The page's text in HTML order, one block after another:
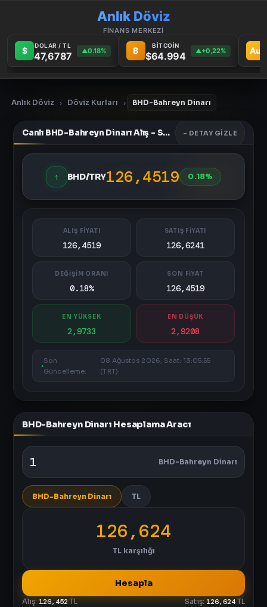
Anlık Döviz
FİNANS MERKEZİ
$ DOLAR / TL
47,6787 ▲0.18% ₿ BİTCOİN
$64.994 ▲+0,22% Au
Anlık Döviz › Döviz Kurları › BHD-Bahreyn Dinarı
Canlı BHD-Bahreyn Dinarı Alış - Satış Fiyatları - DETAY GIZLE
↑ BHD/TRY126,4519 0.18%
ALIŞ FİYATI
126,4519
SATIŞ FİYATI
126,6241
DEĞİŞİM ORANI
0.18%
SON FİYAT
126,4519
EN YÜKSEK
2,9733
EN DÜŞÜK
2,9208
Son
Güncelleme:
08 Ağustos 2026, Saat: 13:05:55
(TRT)
BHD-Bahreyn Dinarı Hesaplama Aracı
BHD-Bahreyn Dinarı
BHD-Bahreyn Dinarı TL
126,624
TLkarşılığı
Hesapla
Alış: 126,452 TL Satış: 126,624 TL